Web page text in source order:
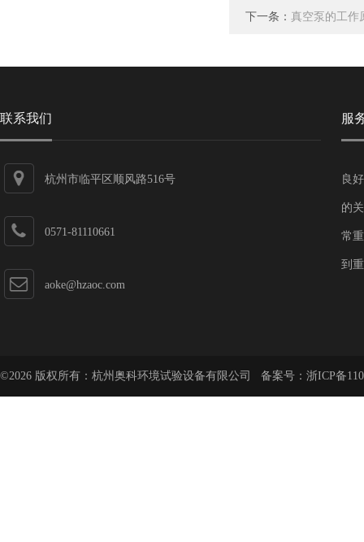
下一条： 真空泵的工作
联系我们
杭州市临平区顺风路516号
0571-81110661
aoke@hzaoc.com
服
良
的
常
到
©2026 版权所有：杭州奥科环境试验设备有限公司 备案号： 浙ICP备